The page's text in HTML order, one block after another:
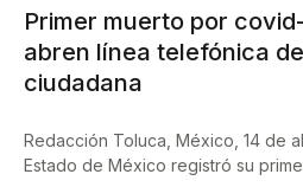
Primer muerto por
abren línea telefónica
ciudadana
Redacción Toluca, México, 14 de
Estado de México registró su